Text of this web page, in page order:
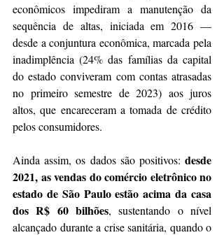
econômicos impediram a manutenção da
sequência de altas, iniciada em 2016 —
desde a conjuntura econômica, marcada pela
inadimplência (24% das famílias da capital
do estado conviveram com contas atrasadas
no primeiro semestre de 2023) aos juros
altos, que encareceram a tomada de crédito
pelos consumidores.
Ainda assim, os dados são positivos: desde
2021, as vendas do comércio eletrônico no
estado de São Paulo estão acima da casa
dos R$ 60 bilhões, sustentando o nível
alcançado durante a crise sanitária, quando o